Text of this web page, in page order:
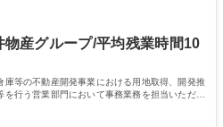
には発生せず、ご自身のペースで業務
】週1日
無/独立系ファーム
度の在宅勤務を実施しており、ワーク
な環境です（フルリモートも面接で相
バックオフィス業務に柔軟に対応でき、
を取りながら業務を推進できる方 学
短大 専修学校 高校 語学力： 資格：
物産グループ/平均残業時間10
庫等の不動産開発事業における用地取得、開発推
行う営業部門において事務業務を担当いただき